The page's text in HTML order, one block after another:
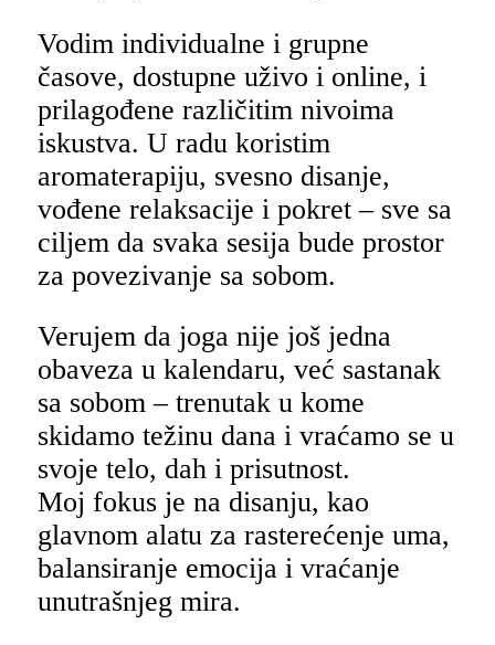
Vodim individualne i grupne
časove, dostupne uživo i online, i
prilagođene različitim nivoima
iskustva. U radu koristim
aromaterapiju, svesno disanje,
vođene relaksacije i pokret – sve sa
ciljem da svaka sesija bude prostor
za povezivanje sa sobom.
Verujem da joga nije još jedna
obaveza u kalendaru, već sastanak
sa sobom – trenutak u kome
skidamo težinu dana i vraćamo se u
svoje telo, dah i prisutnost.
Moj fokus je na disanju, kao
glavnom alatu za rasterećenje uma,
balansiranje emocija i vraćanje
unutrašnjeg mira.